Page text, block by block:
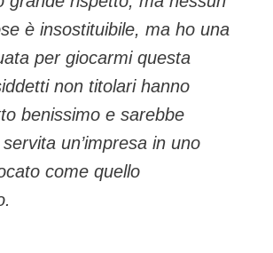
è insostituibile, ma ho una
per giocarmi questa
non titolari hanno
benissimo e sarebbe
un’impresa in uno
come quello